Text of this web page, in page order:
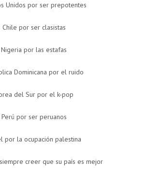
Unidos por ser prepotentes
Chile por ser clasistas
Nigeria por las estafas
Dominicana por el ruido
del Sur por el k-pop
Perú por ser peruanos
por la ocupación palestina
creer que su país es mejor